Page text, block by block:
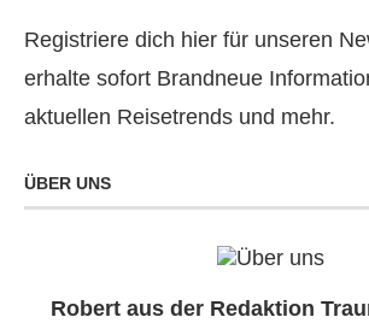
Registriere dich hier für unseren
erhalte sofort Brandneue
aktuellen Reisetrends und mehr.
ÜBER UNS
Robert aus der Redaktion